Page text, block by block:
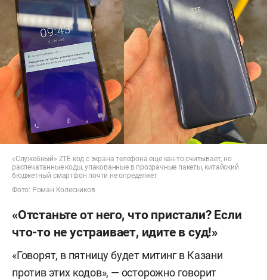
«Служебный» ZTE код с экрана телефона еще как-то считывает, но
распечатанные коды, упакованные в прозрачные пакеты, китайский
бюджетный смартфон почти не определяет
Фото: Роман Колесников
«Отстаньте от него, что пристали? Если
что-то не устраивает, идите в суд!»
«Говорят, в пятницу будет митинг в Казани
против этих кодов», — осторожно говорит